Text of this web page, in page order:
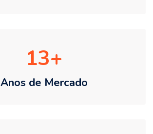
13
Anos de Mercado